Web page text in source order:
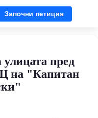
Започни петиция
пред
на "Капитан